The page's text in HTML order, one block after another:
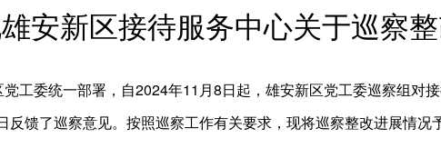
安新区接待服务中心关于巡察
工委统一部署，自2024年11月8日起，雄安新区党工委巡察组对
反馈了巡察意见。按照巡察工作有关要求，现将巡察整改进展情况